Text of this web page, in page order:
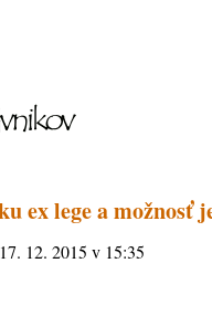
ex lege a
12. 2015 v 15:35